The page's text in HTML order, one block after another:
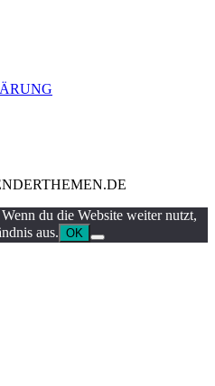
du die Website weiter nutzt,
aus. OK